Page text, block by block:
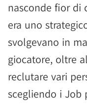
nasconde fior di
era uno
svolgevano in
giocatore, oltre
reclutare vari
scegliendo i Job